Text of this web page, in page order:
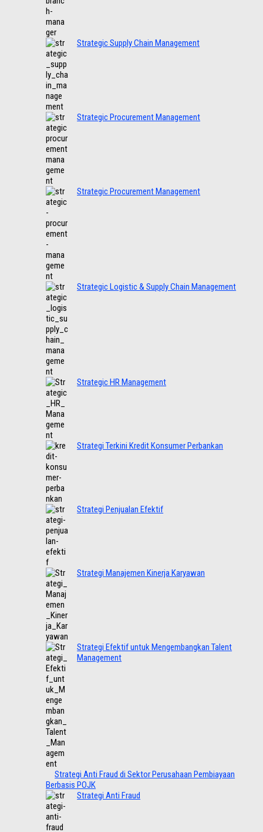
Strategic Supply Chain Management
Strategic Procurement Management
Strategic Procurement Management
Strategic Logistic & Supply Chain Management
Strategic HR Management
Strategi Terkini Kredit Konsumer Perbankan
Strategi Penjualan Efektif
Strategi Manajemen Kinerja Karyawan
Strategi Efektif untuk Mengembangkan Talent
Management
Strategi Anti Fraud di Sektor Perusahaan Pembiayaan
Berbasis POJK
Strategi Anti Fraud